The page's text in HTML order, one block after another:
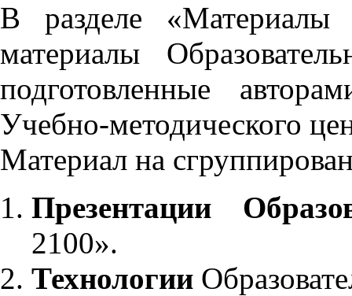
В разделе «Материалы
материалы
подготовленные
Учебно-методического
Материал на
Презентации
2100».
Технологии